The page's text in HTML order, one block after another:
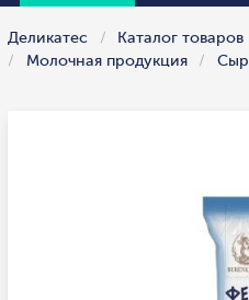
Деликатес Каталог товаров
Молочная продукция
Сыр